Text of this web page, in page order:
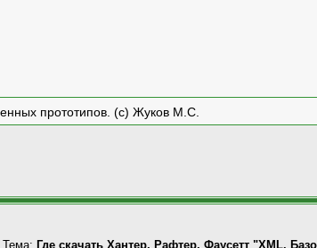
прототипов. (с) Жуков М.С.
Тема: Где скачать Хантер, Рафтер, Фаусетт "XML.